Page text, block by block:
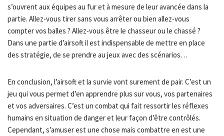
s’ouvrent aux équipes au fur et à mesure de leur avancée dans la
partie. Allez-vous tirer sans vous arrêter ou bien allez-vous
compter vos balles ? Allez-vous être le chasseur ou le chassé ?
Dans une partie d’airsoft il est indispensable de mettre en place
des stratégie, de se prendre au jeux avec des scénarios…
En conclusion, l’airsoft et la survie vont surement de pair. C’est un
jeu qui vous permet d’en apprendre plus sur vous, vos partenaires
et vos adversaires. C’est un combat qui fait ressortir les réflexes
humains en situation de danger et leur façon d’être contrôlés.
Cependant, s’amuser est une chose mais combattre en est une